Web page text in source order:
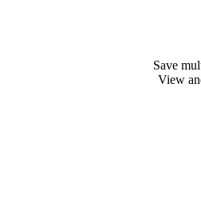
Save
View